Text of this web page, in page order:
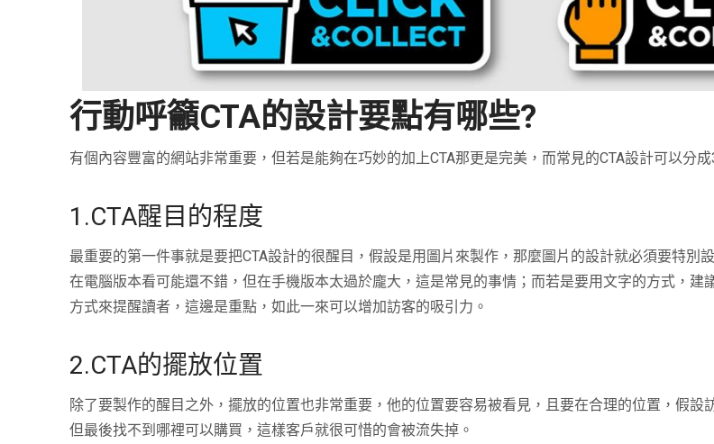
行動呼籲CTA的設計要點有哪些?
有個內容豐富的網站非常重要，但若是能夠在巧妙的加上CTA那更是完美，而常見的CTA設計可以分成
1.CTA醒目的程度
最重要的第一件事就是要把CTA設計的很醒目，假設是用圖片來製作，那麼圖片的設計就必須要特別
在電腦版本看可能還不錯，但在手機版本太過於龐大，這是常見的事情；而若是要用文字的方式，建
方式來提醒讀者，這邊是重點，如此一來可以增加訪客的吸引力。
2.CTA的擺放位置
除了要製作的醒目之外，擺放的位置也非常重要，他的位置要容易被看見，且要在合理的位置，假設
但最後找不到哪裡可以購買，這樣客戶就很可惜的會被流失掉。